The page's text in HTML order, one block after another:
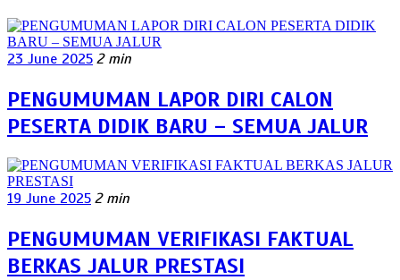
23 June 2025 2 min
PENGUMUMAN LAPOR DIRI CALON
PESERTA DIDIK BARU – SEMUA JALUR
19 June 2025 2 min
PENGUMUMAN VERIFIKASI FAKTUAL
BERKAS JALUR PRESTASI